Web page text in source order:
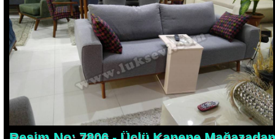
Resim No: 7806 - Üçlü Kanepe Mağazadan